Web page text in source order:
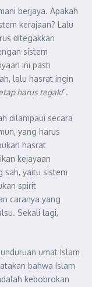
berjaya. Apakah
kerajaan? Lalu
ditegakkan
sistem
ini pasti
lalu hasrat ingin
harus tegak!”.
dilampaui secara
yang harus
hasrat
kejayaan
sah, yaitu sistem
spirit
caranya yang
Sekali lagi,
umat Islam
bahwa Islam
kebobrokan